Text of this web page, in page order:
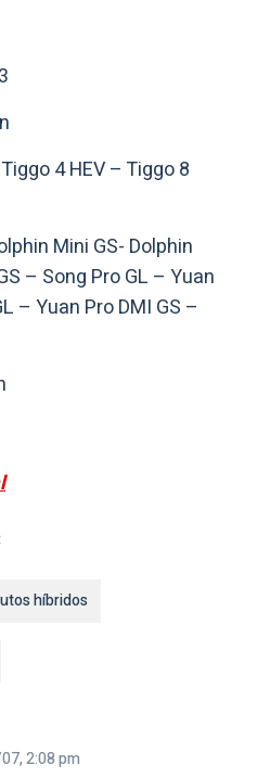
4 HEV – Tiggo 8
Mini GS- Dolphin
– Song Pro GL – Yuan
– Yuan Pro DMI GS –
híbridos
2:08 pm